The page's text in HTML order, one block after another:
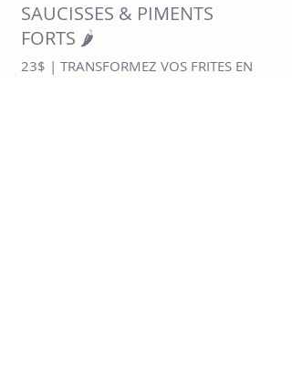
SAUCISSES & PIMENTS
FORTS 🌶️
23$ | TRANSFORMEZ VOS FRITES EN